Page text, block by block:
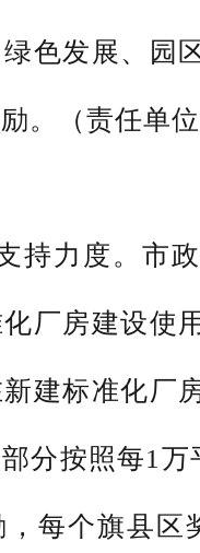
色发展、园
。（责任单
持力度。市
厂房建设使
建标准化厂
分按照每1
每个旗县区